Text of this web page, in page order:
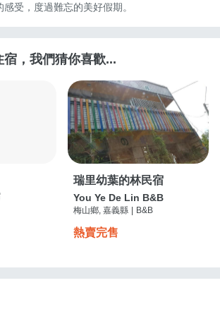
受，度過難忘的美好假期。
，我們猜你喜歡...
瑞里幼葉的林民宿
You Ye De Lin B&B
梅山鄉, 嘉義縣 B&B
熱賣完售